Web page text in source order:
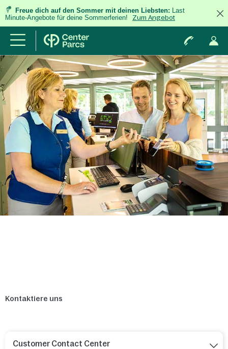
Freue dich auf den Sommer mit deinen Liebsten: Last
Minute-Angebote für deine Sommerferien!
Zum Angebot
Kontaktiere uns
Customer Contact Center